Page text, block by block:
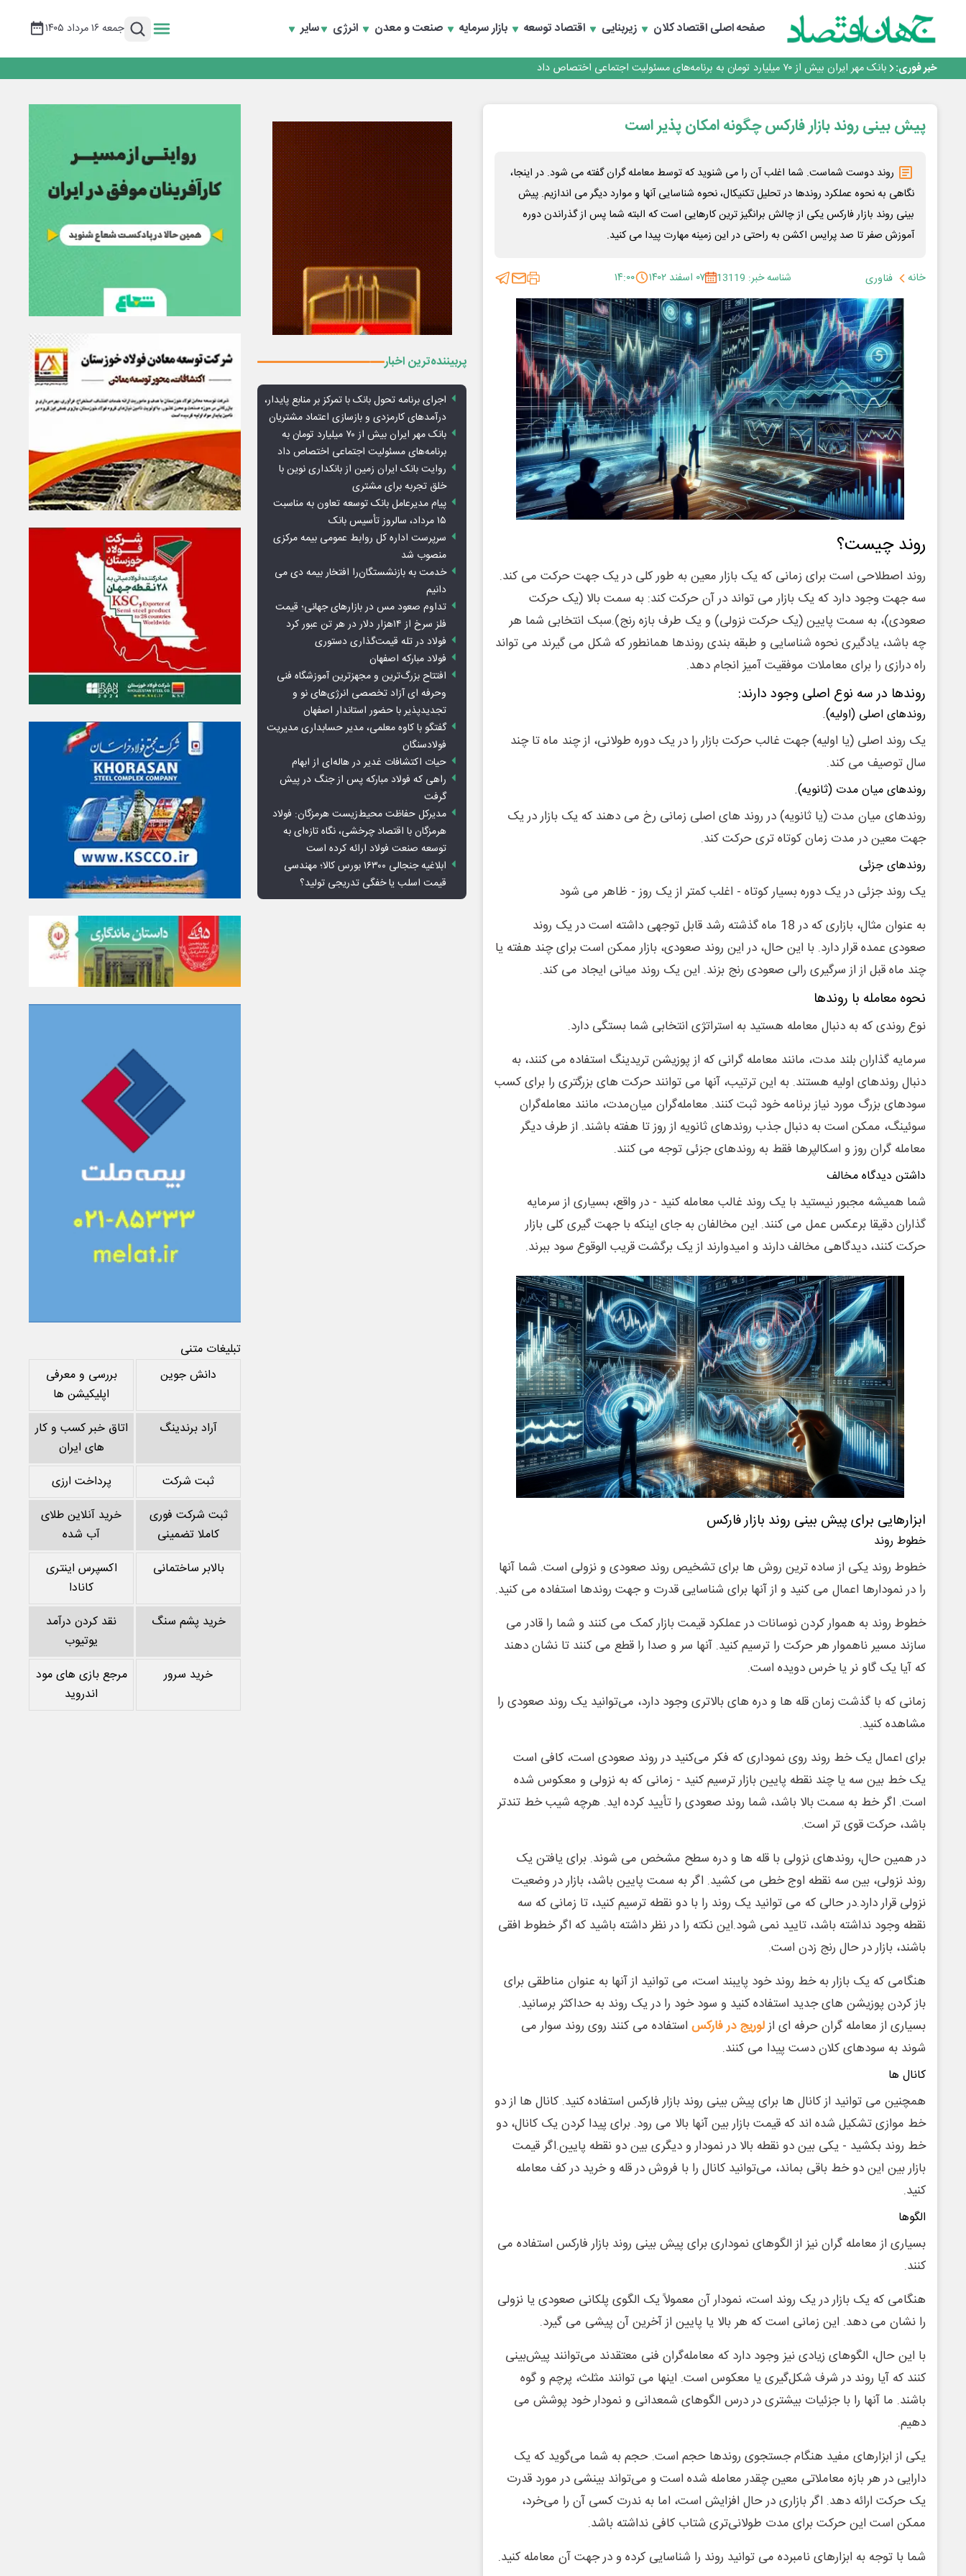
صفحه اصلیاقتصاد کلان زیربنایی اقتصاد توسعه بازار سرمایه صنعت و معدن انرژی سایر جمعه ۱۶ مرداد ۱۴۰۵
خبر فوری:
پیام مدیرعامل بانک توسعه تعاون به مناسبت ۱۵ مرداد، سالروز تأسیس بانک
سرپرست اداره کل روابط عمومی بیمه مرکزی منصوب شد
بانک مهر ایران بیش از ۷۰ میلیارد تومان به برنامه‌های مسئولیت اجتماعی اختصاص داد
روایت بانک ایران زمین از بانکداری نوین با خلق تجربه برای مشتری
پیام مدیرعامل بانک توسعه تعاون به مناسبت ۱۵ مرداد، سالروز تأسیس بانک
سرپرست اداره کل روابط عمومی بیمه مرکزی منصوب شد
اجرای برنامه تحول بانک با تمرکز بر منابع پایدار، درآمدهای کارمزدی و بازسازی اعتماد مشتریان
پیش بینی روند بازار فارکس چگونه امکان پذیر است
روند دوست شماست. شما اغلب آن را می شنوید که توسط معامله گران گفته می شود. در اینجا،
نگاهی به نحوه عملکرد روندها در تحلیل تکنیکال، نحوه شناسایی آنها و موارد دیگر می اندازیم. پیش
بینی روند بازار فارکس یکی از چالش برانگیز ترین کارهایی است که البته شما پس از گذراندن دوره
آموزش صفر تا صد پرایس اکشن به راحتی در این زمینه مهارت پیدا می کنید.
خانه فناوری شناسه خبر: 13119 ۰۷ اسفند ۱۴۰۲ ۱۴:۰۰
روند چیست؟
روند اصطلاحی است برای زمانی که یک بازار معین به طور کلی در یک جهت حرکت می کند.
سه جهت وجود دارد که یک بازار می تواند در آن حرکت کند: به سمت بالا (یک حرکت
صعودی)، به سمت پایین (یک حرکت نزولی) و یک طرف بازه رنج).سبک انتخابی شما هر
چه باشد، یادگیری نحوه شناسایی و طبقه بندی روندها همانطور که شکل می گیرند می تواند
راه درازی را برای معاملات موفقیت آمیز انجام دهد.
روندها در سه نوع اصلی وجود دارند:
روندهای اصلی (اولیه).
یک روند اصلی (یا اولیه) جهت غالب حرکت بازار را در یک دوره طولانی، از چند ماه تا چند
سال توصیف می کند.
روندهای میان مدت (ثانویه).
روندهای میان مدت (یا ثانویه) در روند های اصلی زمانی رخ می دهند که یک بازار در یک
جهت معین در مدت زمان کوتاه تری حرکت کند.
روندهای جزئی
یک روند جزئی در یک دوره بسیار کوتاه - اغلب کمتر از یک روز - ظاهر می شود
به عنوان مثال، بازاری که در 18 ماه گذشته رشد قابل توجهی داشته است در یک روند
صعودی عمده قرار دارد. با این حال، در این روند صعودی، بازار ممکن است برای چند هفته یا
چند ماه قبل از از سرگیری رالی صعودی رنج بزند. این یک روند میانی ایجاد می کند.
نحوه معامله با روندها
نوع روندی که به دنبال معامله هستید به استراتژی انتخابی شما بستگی دارد.
سرمایه گذاران بلند مدت، مانند معامله گرانی که از پوزیشن تریدینگ استفاده می کنند، به
دنبال روندهای اولیه هستند. به این ترتیب، آنها می توانند حرکت های بزرگتری را برای کسب
سودهای بزرگ مورد نیاز برنامه خود ثبت کنند. معامله‌گران میان‌مدت، مانند معامله‌گران
سوئینگ، ممکن است به دنبال جذب روندهای ثانویه از روز تا هفته باشند. از طرف دیگر
معامله گران روز و اسکالپرها فقط به روندهای جزئی توجه می کنند.
داشتن دیدگاه مخالف
شما همیشه مجبور نیستید با یک روند غالب معامله کنید - در واقع، بسیاری از سرمایه
گذاران دقیقا برعکس عمل می کنند. این مخالفان به جای اینکه با جهت گیری کلی بازار
حرکت کنند، دیدگاهی مخالف دارند و امیدوارند از یک برگشت قریب الوقوع سود ببرند.
ابزارهایی برای پیش بینی روند بازار فارکس
خطوط روند
خطوط روند یکی از ساده ترین روش ها برای تشخیص روند صعودی و نزولی است. شما آنها
را در نمودارها اعمال می کنید و از آنها برای شناسایی قدرت و جهت روندها استفاده می کنید.
خطوط روند به هموار کردن نوسانات در عملکرد قیمت بازار کمک می کنند و شما را قادر می
سازند مسیر ناهموار هر حرکت را ترسیم کنید. آنها سر و صدا را قطع می کنند تا نشان دهند
که آیا یک گاو نر یا خرس دویده است.
زمانی که با گذشت زمان قله ها و دره های بالاتری وجود دارد، می‌توانید یک روند صعودی را
مشاهده کنید.
برای اعمال یک خط روند روی نموداری که فکر می‌کنید در روند صعودی است، کافی است
یک خط بین سه یا چند نقطه پایین بازار ترسیم کنید - زمانی که به نزولی و معکوس شده
است. اگر خط به سمت بالا باشد، شما روند صعودی را تأیید کرده اید. هرچه شیب خط تندتر
باشد، حرکت قوی تر است.
در همین حال، روندهای نزولی با قله ها و دره سطح مشخص می شوند. برای یافتن یک
روند نزولی، بین سه نقطه اوج خطی می کشید. اگر به سمت پایین باشد، بازار در وضعیت
نزولی قرار دارد.در حالی که می توانید یک روند را با دو نقطه ترسیم کنید، تا زمانی که سه
نقطه وجود نداشته باشد، تایید نمی شود.این نکته را در نظر داشته باشید که اگر خطوط افقی
باشند، بازار در حال رنج زدن است.
هنگامی که یک بازار به خط روند خود پایبند است، می توانید از آنها به عنوان مناطقی برای
باز کردن پوزیشن های جدید استفاده کنید و سود خود را در یک روند به حداکثر برسانید.
بسیاری از معامله گران حرفه ای ازلوریج در فارکس استفاده می کنند روی روند سوار می
شوند به سودهای کلان دست پیدا می کنند.
کانال ها
همچنین می توانید از کانال ها برای پیش بینی روند بازار فارکس استفاده کنید. کانال ها از دو
خط موازی تشکیل شده اند که قیمت بازار بین آنها بالا می رود. برای پیدا کردن یک کانال، دو
خط روند بکشید - یکی بین دو نقطه بالا در نمودار و دیگری بین دو نقطه پایین.اگر قیمت
بازار بین این دو خط باقی بماند، می‌توانید کانال را با فروش در قله و خرید در کف معامله
کنید.
الگوها
بسیاری از معامله گران نیز از الگوهای نموداری برای پیش بینی روند بازار فارکس استفاده می
کنند.
هنگامی که یک بازار در یک روند است، نمودار آن معمولاً یک الگوی پلکانی صعودی یا نزولی
را نشان می دهد. این زمانی است که هر بالا یا پایین از آخرین آن پیشی می گیرد.
با این حال، الگوهای زیادی نیز وجود دارد که معامله‌گران فنی معتقدند می‌توانند پیش‌بینی
کنند که آیا روند در شرف شکل‌گیری یا معکوس است. اینها می توانند مثلث، پرچم و گوه
باشند. ما آنها را با جزئیات بیشتری در درس الگوهای شمعدانی و نمودار خود پوشش می
دهیم.
یکی از ابزارهای مفید هنگام جستجوی روندها حجم است. حجم به شما می‌گوید که یک
دارایی در هر بازه معاملاتی معین چقدر معامله شده است و می‌تواند بینشی در مورد قدرت
یک حرکت ارائه دهد. اگر بازاری در حال افزایش است، اما به ندرت کسی آن را می‌خرد،
ممکن است این حرکت برای مدت طولانی‌تری شتاب کافی نداشته باشد.
شما با توجه به ابزارهای نامبرده می توانید روند را شناسایی کرده و در جهت آن معامله کنید.
پربیننده‌ترین اخبار
اجرای برنامه تحول بانک با تمرکز بر منابع پایدار،
درآمدهای کارمزدی و بازسازی اعتماد مشتریان
بانک مهر ایران بیش از ۷۰ میلیارد تومان به
برنامه‌های مسئولیت اجتماعی اختصاص داد
روایت بانک ایران زمین از بانکداری نوین با
خلق تجربه برای مشتری
پیام مدیرعامل بانک توسعه تعاون به مناسبت
۱۵ مرداد، سالروز تأسیس بانک
سرپرست اداره کل روابط عمومی بیمه مرکزی
منصوب شد
خدمت به بازنشستگان‌را افتخار بیمه دی می
دانیم
تداوم صعود مس در بازارهای جهانی؛ قیمت
فلز سرخ از ۱۴هزار دلار در هر تن عبور کرد
فولاد در تله قیمت‌گذاری دستوری
فولاد مبارکه اصفهان
افتتاح بزرگ‌ترین و مجهزترین آموزشگاه فنی
وحرفه ای آزاد تخصصی انرژی‌های نو و
تجدیدپذیر با حضور استاندار اصفهان
گفتگو با کاوه معلمی، مدیر حسابداری مدیریت
فولادسنگان
حیات اکتشافات غدیر در هاله‌ای از ابهام
راهی که فولاد مبارکه پس از جنگ در پیش
گرفت
مدیرکل حفاظت محیط‌زیست هرمزگان: فولاد
هرمزگان با اقتصاد چرخشی، نگاه تازه‌ای به
توسعه صنعت فولاد ارائه کرده است
ابلاغیه جنجالی ۱۶۳۰۰ بورس کالا؛ مهندسی
قیمت اسلب یا خفگی تدریجی تولید؟
تبلیغات متنی
دانش جوین
بررسی و معرفی
اپلیکیشن ها
آراد برندینگ
اتاق خبر کسب و کار
های ایران
ثبت شرکت
پرداخت ارزی
ثبت شرکت فوری
کاملا تضمینی
خرید آنلاین طلای
آب شده
بالابر ساختمانی
اکسپرس اینتری
کانادا
خرید پشم سنگ
نقد کردن درآمد
یوتیوب
خرید سرور
مرجع بازی های مود
اندروید